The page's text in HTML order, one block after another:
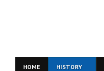
HOME HISTORY